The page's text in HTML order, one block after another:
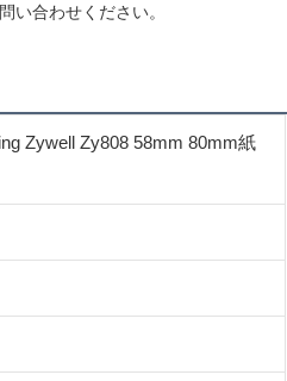
Zywell Zy808 58mm 80mm紙